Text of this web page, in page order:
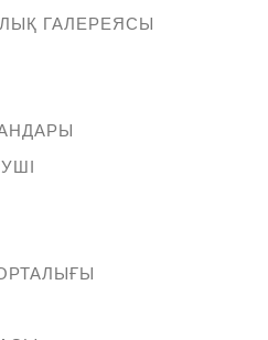
ГАЛЕРЕЯСЫ
ОРТАЛЫҒЫ